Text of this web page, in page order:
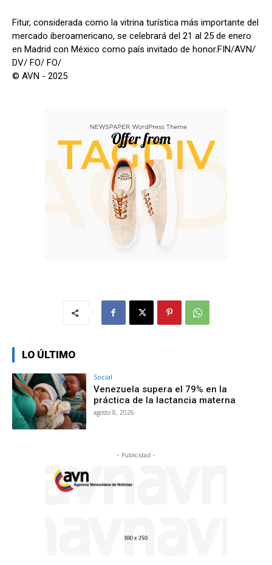
Fitur, considerada como la vitrina turística más importante del
mercado iberoamericano, se celebrará del 21 al 25 de enero
en Madrid con México como país invitado de honor.FIN/AVN/
DV/ FO/ FO/
© AVN - 2025
LO ÚLTIMO
Social
Venezuela supera el 79% en la
práctica de la lactancia materna
agosto 8, 2026
- Publicidad -